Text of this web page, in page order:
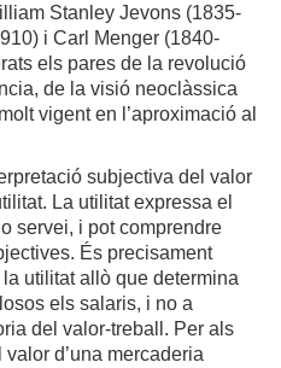
Stanley Jevons (1835-
i Carl Menger (1840-
els pares de la revolució
de la visió neoclàssica
vigent en l’aproximació al
subjectiva del valor
La utilitat expressa el
servei, i pot comprendre
És precisament
utilitat allò que determina
els salaris, i no a
del valor-treball. Per als
d’una mercaderia